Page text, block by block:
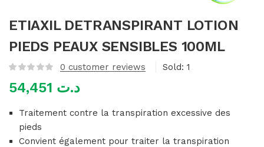
ETIAXIL DETRANSPIRANT LOTION
PIEDS PEAUX SENSIBLES 100ML
0 customer reviews Sold: 1
د.ت
Traitement contre la transpiration excessive des
pieds
Convient également pour traiter la transpiration